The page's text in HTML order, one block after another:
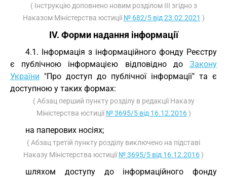
( Інструкцію доповнено новим розділом III згідно з
Наказом Міністерства юстиції№ 682/5 від 23.02.2021 )
IV. Форми надання інформації
4.1. Інформація з інформаційного фонду Реєстру
є публічною інформацією відповідно до Закону
України "Про доступ до публічної інформації" та є
доступною у таких формах:
( Абзац перший пункту розділу в редакції Наказу
Міністерства юстиції№ 3695/5 від 16.12.2016)
на паперових носіях;
( Абзац третій пункту розділу виключено на підставі
Наказу Міністерства юстиції№ 3695/5 від 16.12.2016)
шляхом доступу до інформаційного фонду